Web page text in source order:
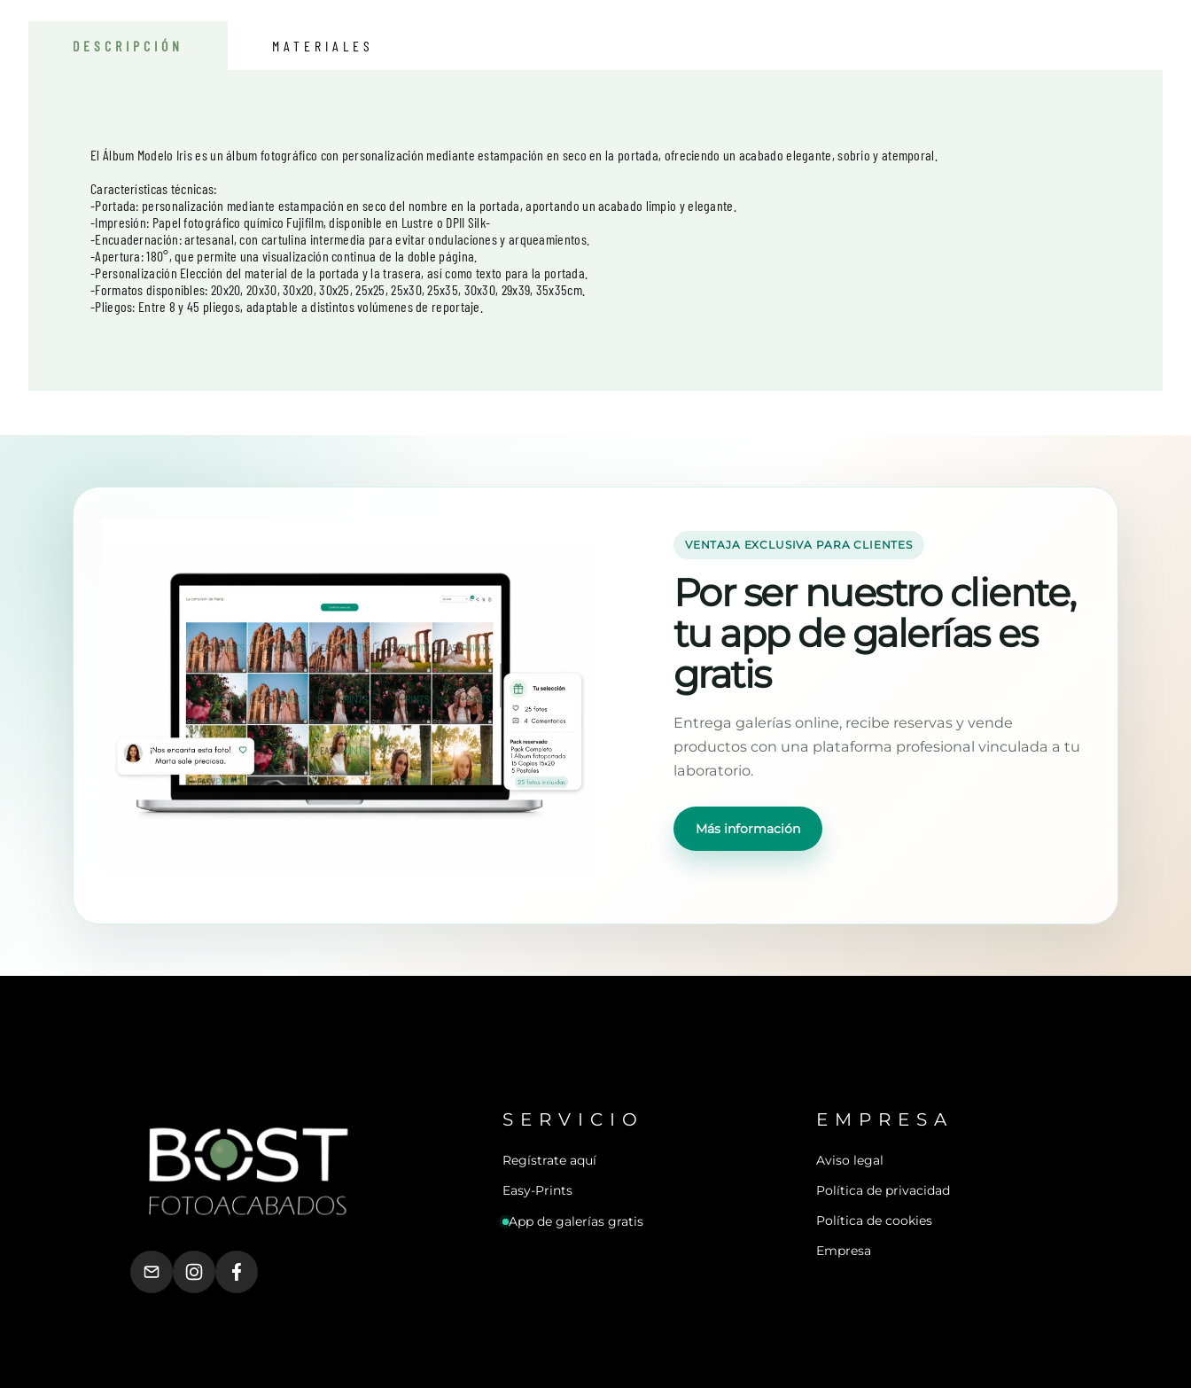
DESCRIPCIÓN MATERIALES
El Álbum Modelo Iris es un álbum fotográfico con personalización mediante estampación en seco en la portada, ofreciendo un acabado elegante, sobrio y atemporal.
Características técnicas:
-Portada: personalización mediante estampación en seco del nombre en la portada, aportando un acabado limpio y elegante.
-Impresión: Papel fotográfico químico Fujifilm, disponible en Lustre o DPII Silk-
-Encuadernación: artesanal, con cartulina intermedia para evitar ondulaciones y arqueamientos.
-Apertura: 180°, que permite una visualización continua de la doble página.
-Personalización Elección del material de la portada y la trasera, así como texto para la portada.
-Formatos disponibles: 20x20, 20x30, 30x20, 30x25, 25x25, 25x30, 25x35, 30x30, 29x39, 35x35cm.
-Pliegos: Entre 8 y 45 pliegos, adaptable a distintos volúmenes de reportaje.
VENTAJA EXCLUSIVA PARA CLIENTES
Por ser nuestro cliente,
tu app de galerías es
gratis
Entrega galerías online, recibe reservas y vende
productos con una plataforma profesional vinculada a tu
laboratorio.
Más información
SERVICIO
Regístrate aquí
Easy-Prints
App de galerías gratis
EMPRESA
Aviso legal
Política de privacidad
Política de cookies
Empresa